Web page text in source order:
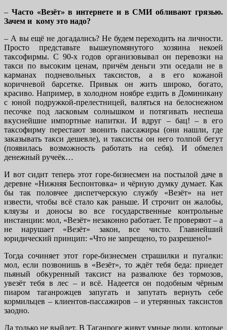
– Часто «Везёт» в интернете и в СМИ обливают грязью.
Зачем и кому это надо?
– А вы ещё не догадались? Не будем переходить на личности.
Просто представьте вышеупомянутого хозяина некоей
таксофирмы. С 90-х годов организовывал он перевозки на
такси по высоким ценам, причём деньги эти оседали не в
карманах подневольных таксистов, а в его кожаной
коричневой барсетке. Привык он жить широко, богато,
красиво. Например, в холодном ноябре ездить в Доминикану
с юной подружкой-прелестницей, валяться на белоснежном
песочке под ласковым солнышком и потягивать неспеша
вкуснейшие импортные напитки. И вдруг – бац! – в его
таксофирму перестают звонить пассажиры (они нашли, где
заказывать такси дешевле), и таксисты он него толпой бегут
(появилась возможность работать на себя). И обмелел
денежный ручеёк…
И вот сидит теперь этот горе-бизнесмен на постылой даче в
деревне «Нижняя Беспонтовка» и чёрную думку думает. Как
бы так половчее диспетчерскую службу «Везёт» на нет
извести, чтобы всё стало как раньше. И строчит он жалобы,
кляузы и доносы во все государственные контрольные
инстанции: мол, «Везёт» незаконно работает. Те проверяют – а
не нарушает «Везёт» закон, все чисто. Главнейший
юридический принцип: «Что не запрещено, то разрешено!»
Тогда сочиняет этот горе-бизнесмен страшилки и пугалки:
мол, если позвонишь в «Везёт», то ждёт тебя беда: приедет
пьяный обкуренный таксист на развалюхе без тормозов,
увезёт тебя в лес – и всё. Надеется он подобным чёрным
пиаром таганрожцев запугать и запутать вернуть себе
кормильцев – клиентов-пассажиров – и утерянных таксистов
заодно.
Да только не выйдет. В Таганроге живут умные люди, которые